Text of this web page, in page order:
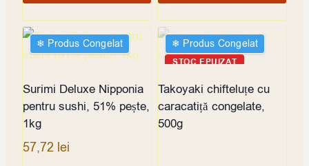
❄︎ Produs Congelat
Surimi Deluxe Nipponia
pentru sushi, 51% pește,
1kg
57,72 lei
❄︎ Produs Congelat
STOC EPUIZAT
Takoyaki chifteluțe cu
caracatiță congelate,
500g